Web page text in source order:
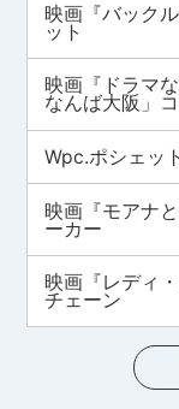
映画『バック
ット
映画『ドラマ
なんば大阪」
Wpc.ポシェッ
映画『モアナ
ーカー
映画『レディ
チェーン